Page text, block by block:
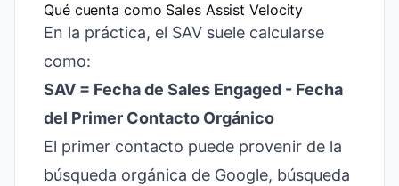
Qué cuenta como Sales Assist Velocity
En la práctica, el SAV suele calcularse
como:
SAV = Fecha de Sales Engaged - Fecha
del Primer Contacto Orgánico
El primer contacto puede provenir de la
búsqueda orgánica de Google, búsqueda